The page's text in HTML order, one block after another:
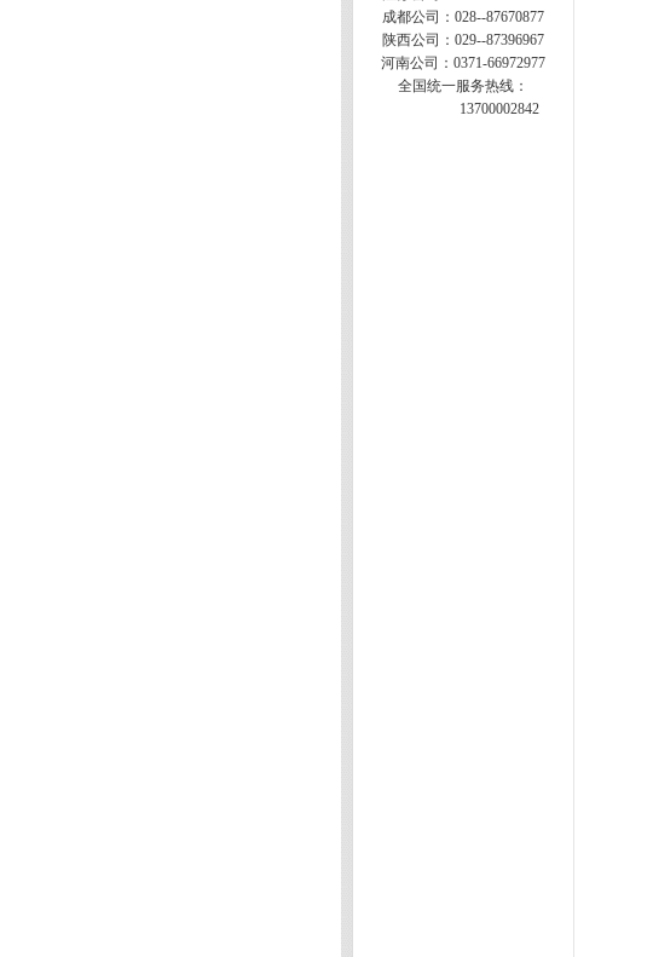
成都公司：028--87670877
陕西公司：029--87396967
河南公司：0371-66972977
全国统一服务热线：
13700002842